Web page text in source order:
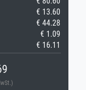
€ 13.60
€ 44.28
€ 1.09
€ 16.11